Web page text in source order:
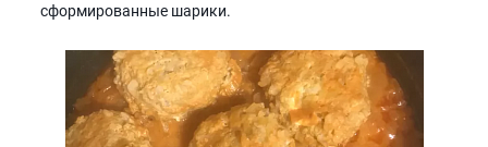
сформированные шарики.